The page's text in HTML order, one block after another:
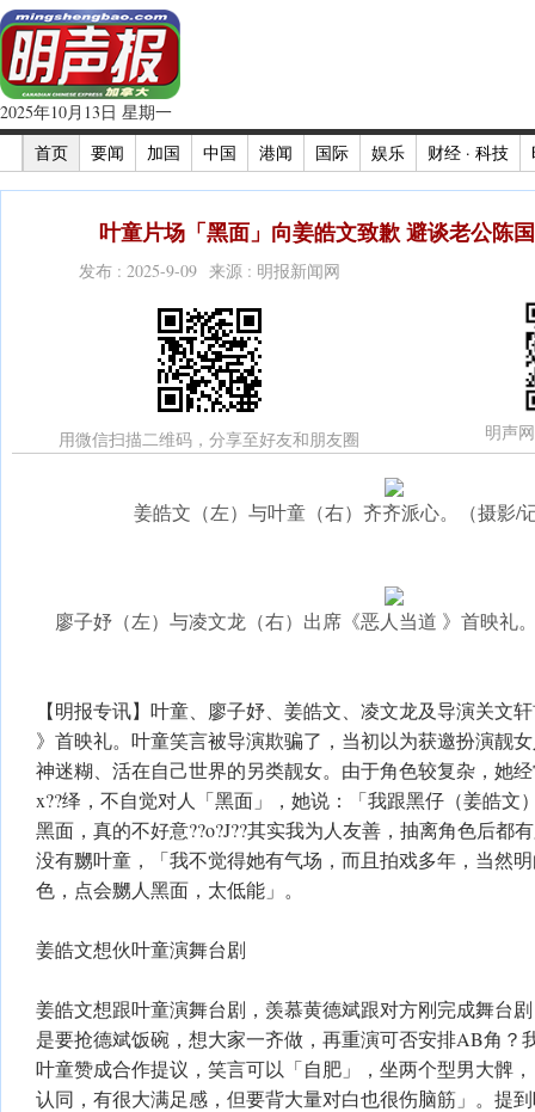
2025年10月13日 星期一
首页
要闻 加国 中国 港闻 国际 娱乐 财经 · 科技
叶童片场「黑面」向姜皓文致歉 避谈老公陈
发布 : 2025-9-09 来源 : 明报新闻网
用微信扫描二维码，分享至好友和朋友圈 明声
姜皓文（左）与叶童（右）齐齐派心。（摄影/
廖子妤（左）与凌文龙（右）出席《恶人当道 》首映礼
【明报专讯】叶童、廖子妤、姜皓文、凌文龙及导演关文
》首映礼。叶童笑言被导演欺骗了，当初以为获邀扮演靓
神迷糊、活在自己世界的另类靓女。由于角色较复杂，她
x??绎，不自觉对人「黑面」，她说：「我跟黑仔（姜皓文
黑面，真的不好意??o?J??其实我为人友善，抽离角色后都
没有嬲叶童，「我不觉得她有气场，而且拍戏多年，当然
色，点会嬲人黑面，太低能」。
姜皓文想伙叶童演舞台剧
姜皓文想跟叶童演舞台剧，羡慕黄德斌跟对方刚完成舞台
是要抢德斌饭碗，想大家一齐做，再重演可否安排AB角？
叶童赞成合作提议，笑言可以「自肥」，坐两个型男大髀
认同，有很大满足感，但要背大量对白也很伤脑筋」。提